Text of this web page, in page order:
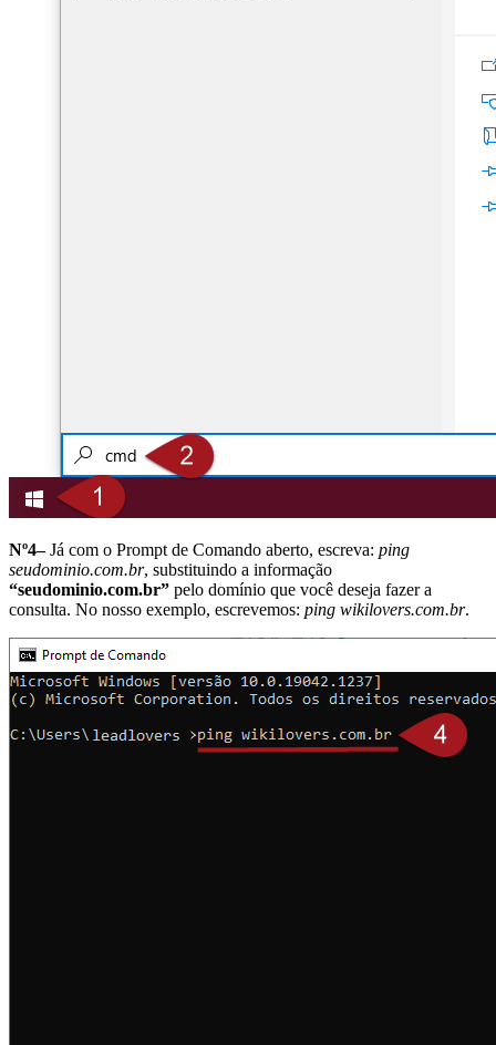
Nº4–Já com o Prompt de Comando aberto, escreva: ping
seudominio.com.br, substituindo a informação
“seudominio.com.br” pelo domínio que você deseja fazer a
consulta. No nosso exemplo, escrevemos: ping wikilovers.com.br.